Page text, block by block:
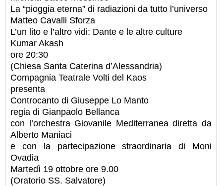
La “pioggia eterna” di radiazioni da tutto l’universo
Matteo Cavalli Sforza
L’un lito e l’altro vidi: Dante e le altre culture
Kumar Akash
ore 20:30
(Chiesa Santa Caterina d’Alessandria)
Compagnia Teatrale Volti del Kaos
presenta
Controcanto di Giuseppe Lo Manto
regia di Gianpaolo Bellanca
con l’orchestra Giovanile Mediterranea diretta da
Alberto Maniaci
e con la partecipazione straordinaria di Moni
Ovadia
Martedì 19 ottobre ore 9.00
(Oratorio SS. Salvatore)